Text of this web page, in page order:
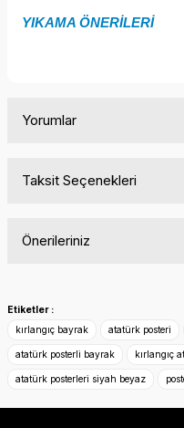
YIKAMA ÖNERİLERİ
Yorumlar
Taksit Seçenekleri
Önerileriniz
konularda yetersiz
Görüş ve önerileriniz için
Ürün resmi kalitesiz,
Ürün açıklamasında
Etiketler :
kırlangıç bayrak
atatürk posteri
atatürk posterli bayrak kırlangıç
atatürk posterleri siyah beyaz